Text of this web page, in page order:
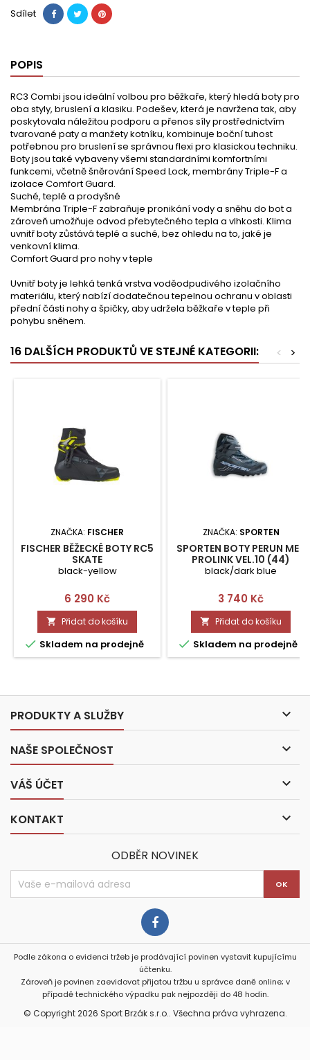
Sdílet
POPIS
RC3 Combi jsou ideální volbou pro běžkaře, který hledá boty pro
oba styly, bruslení a klasiku. Podešev, která je navržena tak, aby
poskytovala náležitou podporu a přenos síly prostřednictvím
tvarované paty a manžety kotníku, kombinuje boční tuhost
potřebnou pro bruslení se správnou flexi pro klasickou techniku.
Boty jsou také vybaveny všemi standardními komfortními
funkcemi, včetně šněrování Speed Lock, membrány Triple-F a
izolace Comfort Guard.
Suché, teplé a prodyšné
Membrána Triple-F zabraňuje pronikání vody a sněhu do bot a
zároveň umožňuje odvod přebytečného tepla a vlhkosti. Klima
uvnitř boty zůstává teplé a suché, bez ohledu na to, jaké je
venkovní klima.
Comfort Guard pro nohy v teple
Uvnitř boty je lehká tenká vrstva voděodpudivého izolačního
materiálu, který nabízí dodatečnou tepelnou ochranu v oblasti
přední části nohy a špičky, aby udržela běžkaře v teple při
pohybu sněhem.
16 DALŠÍCH PRODUKTŮ VE STEJNÉ KATEGORII: >
<
ZNAČKA: FISCHER
FISCHER BĚŽECKÉ BOTY RC5
SKATE
black-yellow
Cena
6 290 Kč
 Přidat do košíku
 Skladem na prodejně
ZNAČKA: SPORTEN
SPORTEN BOTY PERUN MEN
PROLINK VEL.10 (44)
black/dark blue
Cena
3 740 Kč
 Přidat do košíku
 Skladem na prodejně
PRODUKTY A SLUŽBY 
NAŠE SPOLEČNOST 
VÁŠ ÚČET 
KONTAKT 
ODBĚR NOVINEK
Podle zákona o evidenci tržeb je prodávající povinen vystavit kupujícímu
účtenku.
Zároveň je povinen zaevidovat přijatou tržbu u správce daně online; v
případě technického výpadku pak nejpozději do 48 hodin.
© Copyright 2026 Sport Brzák s.r.o.. Všechna práva vyhrazena.